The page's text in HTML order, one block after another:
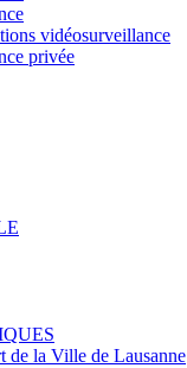
vidéosurveillance
privée
de la Ville de Lausanne